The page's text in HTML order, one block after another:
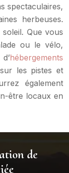
spectaculaires,
herbeuses.
Que vous
ou le vélo,
hébergements
les pistes et
également
être locaux en
de